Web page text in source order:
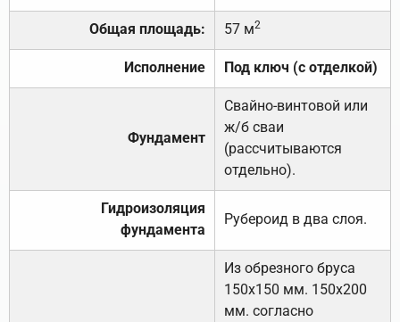
Общая площадь: 57 м2
Исполнение Под ключ (с отделкой)
Фундамент
Свайно-винтовой или
ж/б сваи
(рассчитываются
отдельно).
Гидроизоляция
фундамента
Рубероид в два слоя.
Из обрезного бруса
150х150 мм. 150х200
мм. согласно